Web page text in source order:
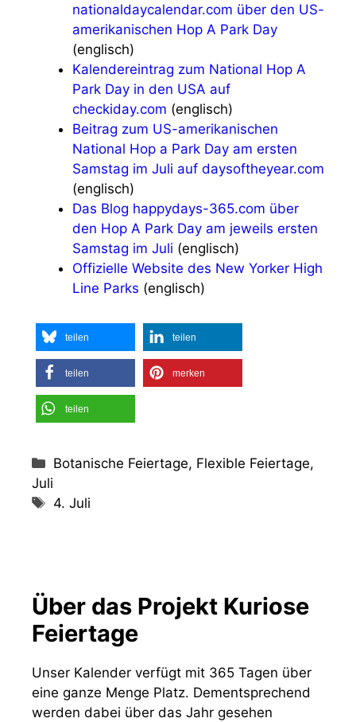
nationaldaycalendar.com über den US-
amerikanischen Hop A Park Day
(englisch)
Kalendereintrag zum National Hop A
Park Day in den USA auf
checkiday.com (englisch)
Beitrag zum US-amerikanischen
National Hop a Park Day am ersten
Samstag im Juli auf daysoftheyear.com
(englisch)
Das Blog happydays-365.com über
den Hop A Park Day am jeweils ersten
Samstag im Juli (englisch)
Offizielle Website des New Yorker High
Line Parks (englisch)
teilen teilen
teilen merken
teilen
Kategorien
Botanische Feiertage, Flexible Feiertage,
Juli
Schlagwörter
4. Juli
Über das Projekt Kuriose
Feiertage
Unser Kalender verfügt mit 365 Tagen über
eine ganze Menge Platz. Dementsprechend
werden dabei über das Jahr gesehen